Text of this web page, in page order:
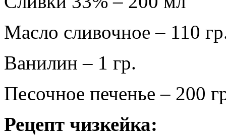
Масло сливочное – 110
Ванилин – 1 гр.
Песочное печенье – 200
Рецепт чизкейка: